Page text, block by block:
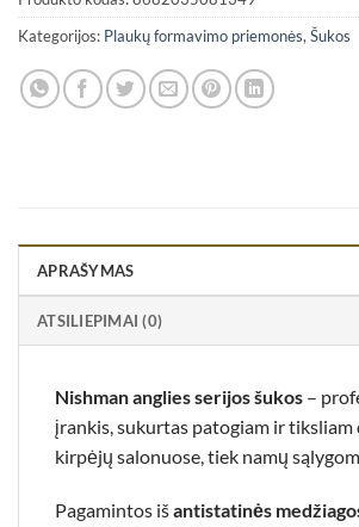
Kategorijos: Plaukų formavimo priemonės, Šukos
APRAŠYMAS
ATSILIEPIMAI (0)
Nishman anglies serijos šukos –
įrankis, sukurtas patogiam ir
kirpėjų salonuose, tiek namų
Pagamintos išantistatinės